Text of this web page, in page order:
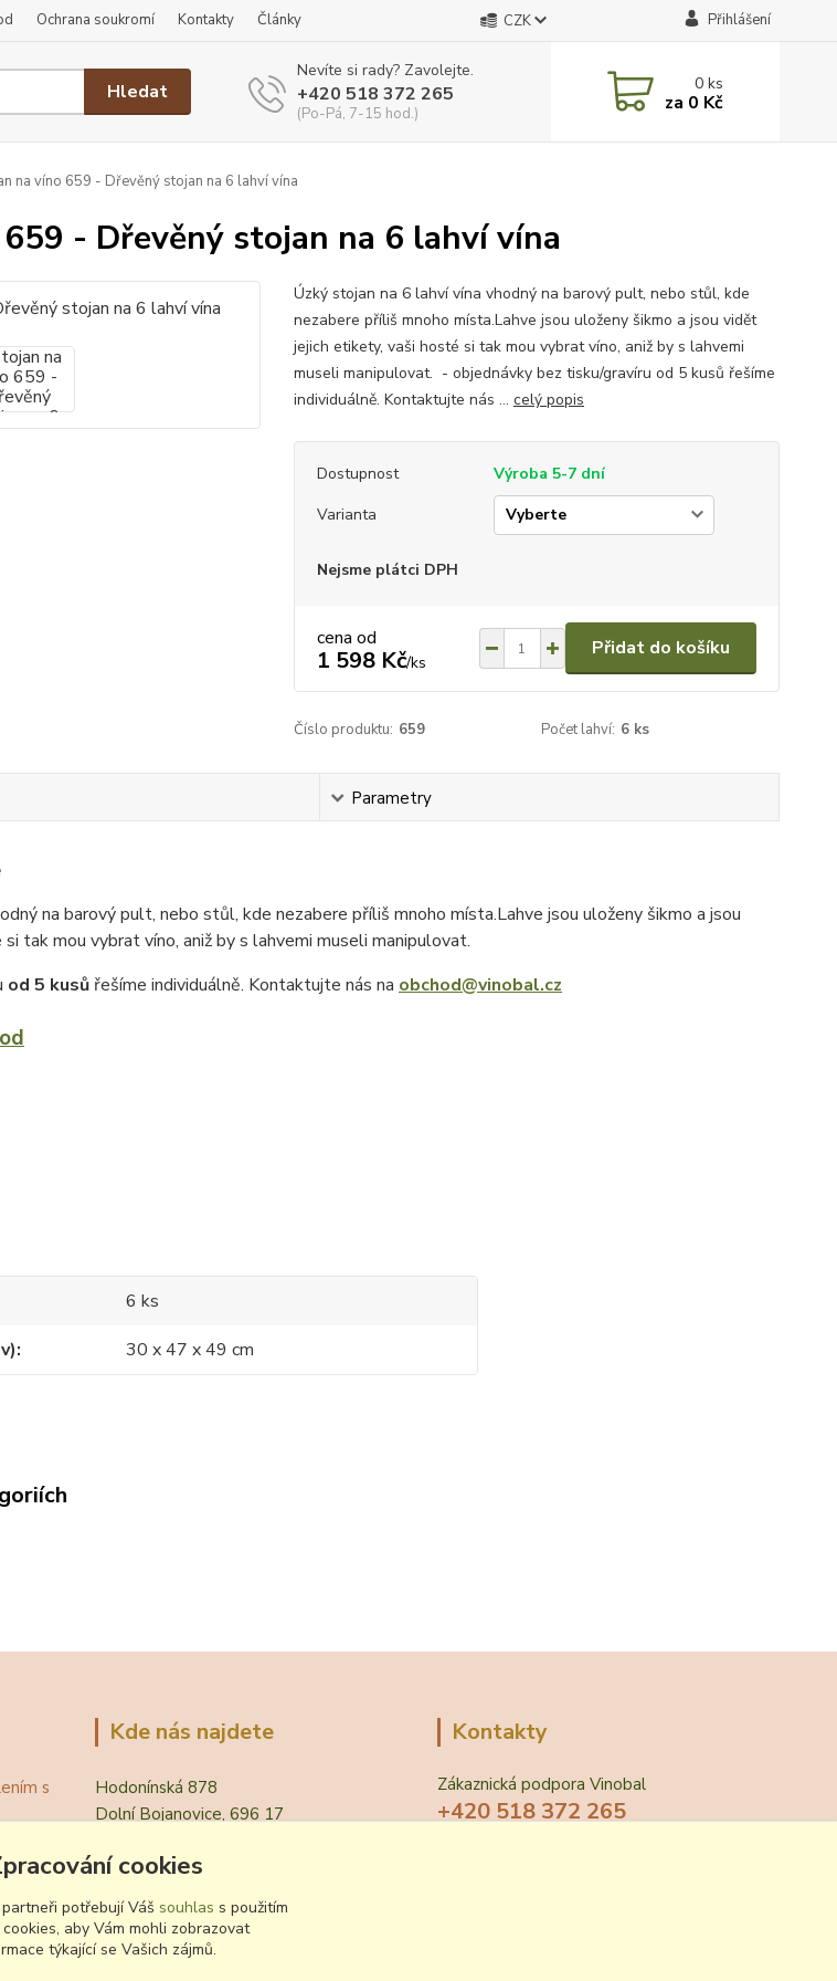
Ochrana soukromí Kontakty Články CZK Přihlášení
Hledat
Nevíte si rady? Zavolejte.
+420 518 372 265
(Po-Pá, 7-15 hod.)
0ks
za 0 Kč
na víno 659 - Dřevěný stojan na 6 lahví vína
- Dřevěný stojan na 6 lahví vína
Úzký stojan na 6 lahví vína vhodný na barový pult, nebo stůl, kde
nezabere příliš mnoho místa.Lahve jsou uloženy šikmo a jsou vidět
jejich etikety, vaši hosté si tak mou vybrat víno, aniž by s lahvemi
museli manipulovat. - objednávky bez tisku/gravíru od 5 kusů řešíme
individuálně. Kontaktujte nás ... celý popis
Dostupnost
Výroba 5-7 dní
Varianta
Nejsme plátci DPH
cena od
1 598 Kč/ks
Přidat do košíku
Číslo produktu: 659 Počet lahví: 6 ks
Parametry
na barový pult, nebo stůl, kde nezabere příliš mnoho místa.Lahve jsou uloženy šikmo a jsou
tak mou vybrat víno, aniž by s lahvemi museli manipulovat.
od 5 kusůřešíme individuálně. Kontaktujte nás na obchod@vinobal.cz
6 ks
30 x 47 x 49 cm
s
Kde nás najdete
Hodonínská 878
Dolní Bojanovice, 696 17
Kontakty
Zákaznická podpora Vinobal
+420 518 372 265
cookies
potřebují Váš souhlas s použitím
aby Vám mohli zobrazovat
týkající se Vašich zájmů.